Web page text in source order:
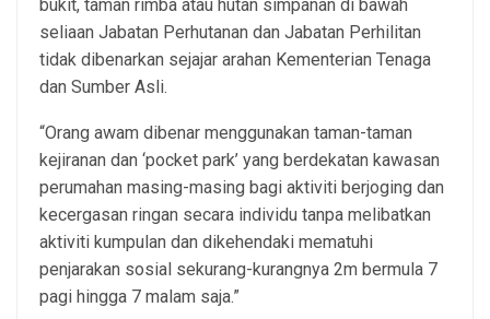
bukit, taman rimba atau hutan simpanan di bawah
seliaan Jabatan Perhutanan dan Jabatan Perhilitan
tidak dibenarkan sejajar arahan Kementerian Tenaga
dan Sumber Asli.
“Orang awam dibenar menggunakan taman-taman
kejiranan dan ‘pocket park’ yang berdekatan kawasan
perumahan masing-masing bagi aktiviti berjoging dan
kecergasan ringan secara individu tanpa melibatkan
aktiviti kumpulan dan dikehendaki mematuhi
penjarakan sosial sekurang-kurangnya 2m bermula 7
pagi hingga 7 malam saja.”